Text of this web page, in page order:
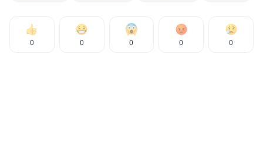
0 0 0 0 0